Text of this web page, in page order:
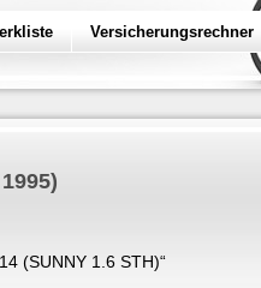
Versicherungsrechner
(SUNNY 1.6 STH)“